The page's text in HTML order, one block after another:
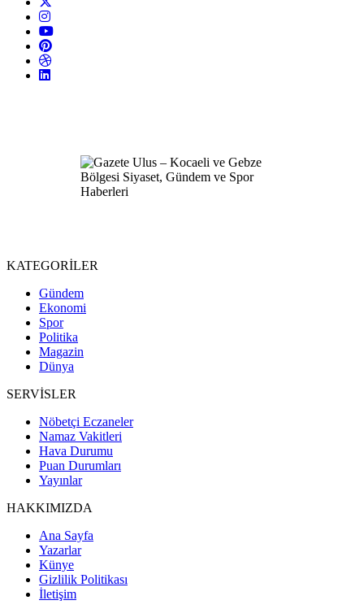
KATEGORİLER
Gündem
Ekonomi
Spor
Politika
Magazin
Dünya
SERVİSLER
Nöbetçi Eczaneler
Namaz Vakitleri
Hava Durumu
Puan Durumları
Yayınlar
HAKKIMIZDA
Ana Sayfa
Yazarlar
Künye
Gizlilik Politikası
İletişim